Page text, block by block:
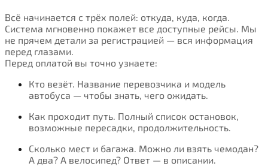
Всё начинается с трёх полей: откуда, куда, когда.
Система мгновенно покажет все доступные рейсы. Мы
не прячем детали за регистрацией — вся информация
перед глазами.
Перед оплатой вы точно узнаете:
Кто везёт. Название перевозчика и модель
автобуса — чтобы знать, чего ожидать.
Как проходит путь. Полный список остановок,
возможные пересадки, продолжительность.
Сколько мест и багажа. Можно ли взять чемодан?
А два? А велосипед? Ответ — в описании.